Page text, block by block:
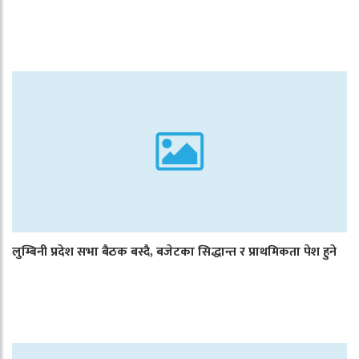
लुम्बिनी प्रदेश सभा बैठक बस्दै, बजेटका सिद्धान्त र प्राथमिकता पेश हुने